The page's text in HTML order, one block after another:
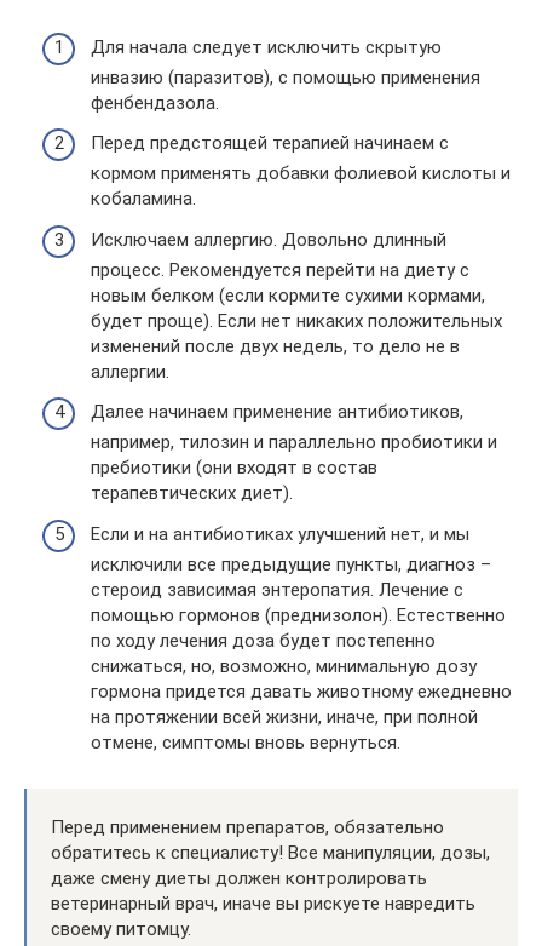
Для начала следует исключить скрытую
инвазию (паразитов), с помощью применения
фенбендазола.
Перед предстоящей терапией начинаем с
кормом применять добавки фолиевой кислоты и
кобаламина.
Исключаем аллергию. Довольно длинный
процесс. Рекомендуется перейти на диету с
новым белком (если кормите сухими кормами,
будет проще). Если нет никаких положительных
изменений после двух недель, то дело не в
аллергии.
Далее начинаем применение антибиотиков,
например, тилозин и параллельно пробиотики и
пребиотики (они входят в состав
терапевтических диет).
Если и на антибиотиках улучшений нет, и мы
исключили все предыдущие пункты, диагноз –
стероид зависимая энтеропатия. Лечение с
помощью гормонов (преднизолон). Естественно
по ходу лечения доза будет постепенно
снижаться, но, возможно, минимальную дозу
гормона придется давать животному ежедневно
на протяжении всей жизни, иначе, при полной
отмене, симптомы вновь вернуться.
Перед применением препаратов, обязательно
обратитесь к специалисту! Все манипуляции, дозы,
даже смену диеты должен контролировать
ветеринарный врач, иначе вы рискуете навредить
своему питомцу.